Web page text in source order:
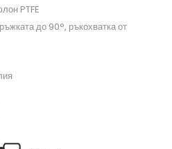
PTFE
до 90°, ръкохватка от